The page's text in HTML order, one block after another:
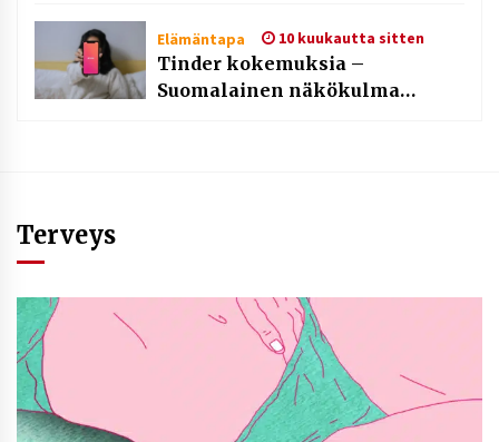
Elämäntapa 10 kuukautta sitten
Tinder kokemuksia –
Suomalainen näkökulma
Terveys